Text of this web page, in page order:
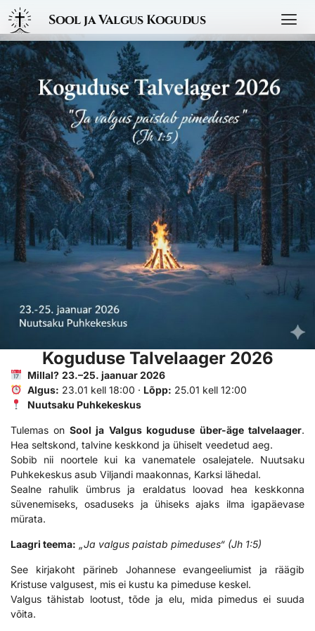
Sool ja Valgus Kogudus
Koguduse Talvelaager 2026
Millal? 23.–25. jaanuar 2026
Algus: 23.01 kell 18:00 · Lõpp: 25.01 kell 12:00
Nuutsaku Puhkekeskus
Tulemas on Sool ja Valgus koguduse über-äge talvelaager.
Hea seltskond, talvine keskkond ja ühiselt veedetud aeg.
Sobib nii noortele kui ka vanematele osalejatele. Nuutsaku
Puhkekeskus asub Viljandi maakonnas, Karksi lähedal.
Sealne rahulik ümbrus ja eraldatus loovad hea keskkonna
süvenemiseks, osaduseks ja ühiseks ajaks ilma igapäevase
mürata.
Laagri teema: „Ja valgus paistab pimeduses“ (Jh 1:5)
See kirjakoht pärineb Johannese evangeeliumist ja räägib
Kristuse valgusest, mis ei kustu ka pimeduse keskel.
Valgus tähistab lootust, tõde ja elu, mida pimedus ei suuda
võita.